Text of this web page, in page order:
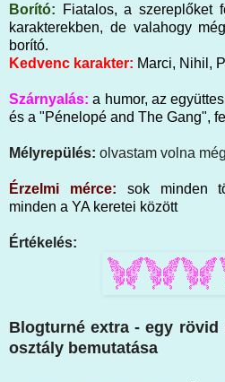
Borító:
Fiatalos, a szereplőket
karakterekben, de valahogy
borító.
Kedvenc karakter: Marci, Nihil,
Szárnyalás:a humor, az
és a "Pénelopé and The Gang",
Mélyrepülés: olvastam volna
Érzelmi mérce: sok minden
minden a YA keretei között
Értékelés:
Blogturné extra - egy rövid
osztály bemutatása